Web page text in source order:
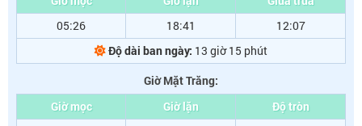
05:26
18:41
12:07
Độ dài ban ngày: 13 giờ 15 phút
Giờ Mặt Trăng:
Giờ mọc
Giờ lặn
Độ tròn